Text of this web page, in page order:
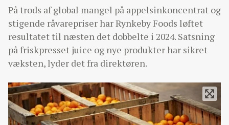
På trods af global mangel på appelsinkoncentrat og
stigende råvarepriser har Rynkeby Foods løftet
resultatet til næsten det dobbelte i 2024. Satsning
på friskpresset juice og nye produkter har sikret
væksten, lyder det fra direktøren.